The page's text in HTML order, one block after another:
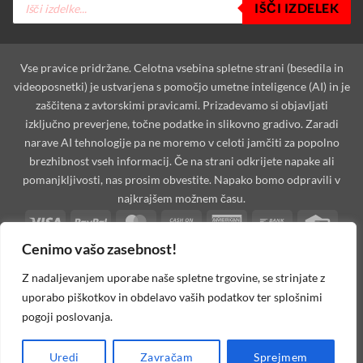
Cenimo vašo zasebnost!
Z nadaljevanjem uporabe naše spletne trgovine, se strinjate z
uporabo piškotkov in obdelavo vaših podatkov ter splošnimi
pogoji poslovanja.
Uredi Zavračam Sprejmem
search
IŠČI IZDELEK
Vse pravice pridržane. Celotna vsebina spletne strani (besedila in
videoposnetki) je ustvarjena s pomočjo umetne inteligence (AI) in je
zaščitena z avtorskimi pravicami. Prizadevamo si objavljati
izključno preverjene, točne podatke in slikovno gradivo. Zaradi
narave AI tehnologije pa ne moremo v celoti jamčiti za popolno
brezhibnost vseh informacij. Če na strani odkrijete napake ali
pomanjkljivosti, nas prosim obvestite. Napako bomo odpravili v
najkrajšem možnem času.
Visa
PayPal MasterCard
Cash
AmericanBank
Dinners DiscoverMaestro
Apple
Pay
Cash
on
Pickup
Credit
Card
Google
Pay
PayPal
2
Stripe
Invoice Rechung
MOJAoprema.com 2026 ©Spletna Trgovina, Na žago 32, 8351